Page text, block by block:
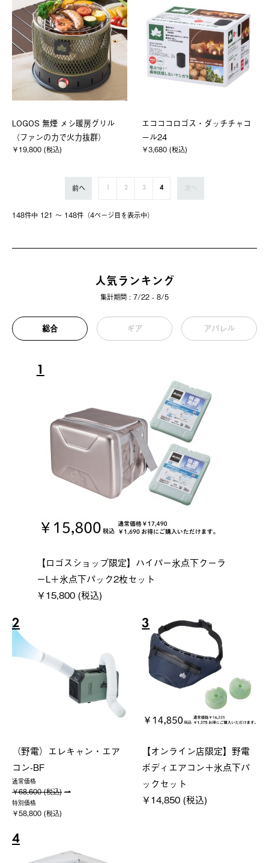
LOGOS 無煙 メシ暖房グリル
（ファンの力で火力抜群）
￥19,800 (税込)
エコココロゴス・ダッチチャコ
ール24
￥3,680 (税込)
148件中 121 〜 148件（4ページ⽬を表⽰中）
前へ 1 2 3 4 次へ
人気ランキング
集計期間 : 7/22 - 8/5
総合 ギア アパレル
1
【ロゴスショップ限定】ハイパー氷点下クーラ
ーL＋氷点下パック2枚セット
￥15,800 (税込)
2
（野電）エレキャン・エア
コン-BF
通常価格
￥68,600 (税込)
特別価格
￥58,800 (税込)
3
【オンライン店限定】野電
ボディエアコン＋氷点下パ
ックセット
￥14,850 (税込)
4